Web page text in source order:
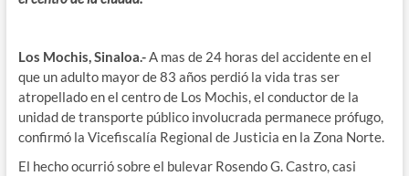
Los Mochis, Sinaloa.-A mas de 24 horas del accidente en el
que un adulto mayor de 83 años perdió la vida tras ser
atropellado en el centro de Los Mochis, el conductor de la
unidad de transporte público involucrada permanece prófugo,
confirmó la Vicefiscalía Regional de Justicia en la Zona Norte.
El hecho ocurrió sobre el bulevar Rosendo G. Castro, casi